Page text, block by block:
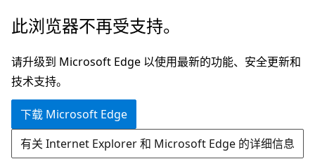
跳
主
要
内
此浏览器不再受支持。
请升级到 Microsoft Edge 以使用最新的功能、安全更新和
技术支持。
下载 Microsoft Edge
有关 Internet Explorer 和 Microsoft Edge 的详细信息